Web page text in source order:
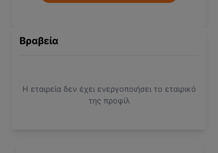
Βραβεία
Η εταιρεία δεν έχει ενεργοποιήσει το εταιρικό
της προφίλ